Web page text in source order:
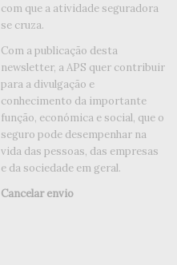
com que a atividade seguradora
se cruza.
Com a publicação desta
newsletter, a APS quer contribuir
para a divulgação e
conhecimento da importante
função, económica e social, que o
seguro pode desempenhar na
vida das pessoas, das empresas
e da sociedade em geral.
Cancelar envio